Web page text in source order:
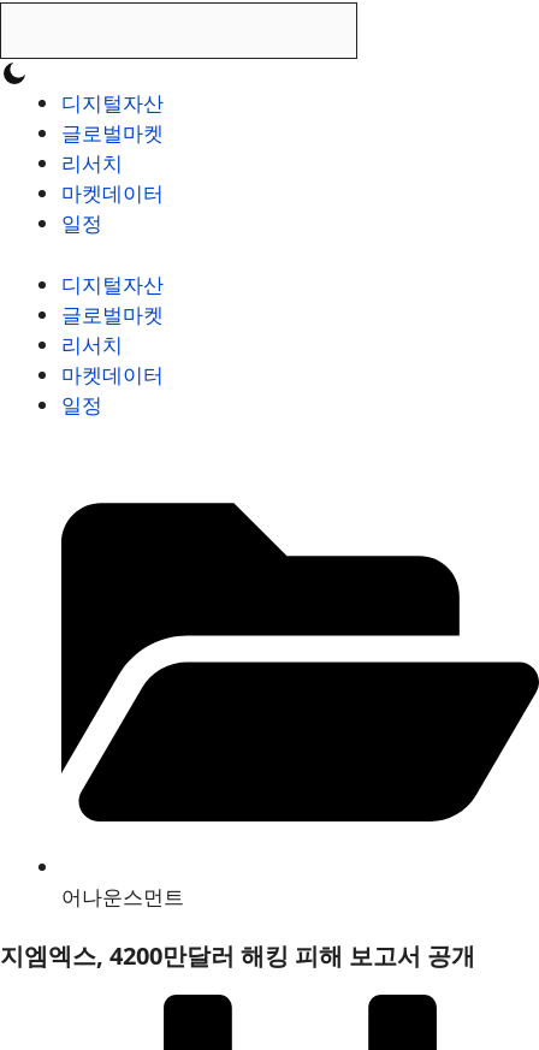
디지털자산
글로벌마켓
리서치
마켓데이터
일정
디지털자산
글로벌마켓
리서치
마켓데이터
일정
어나운스먼트
지엠엑스, 4200만달러 해킹 피해 보고서 공개